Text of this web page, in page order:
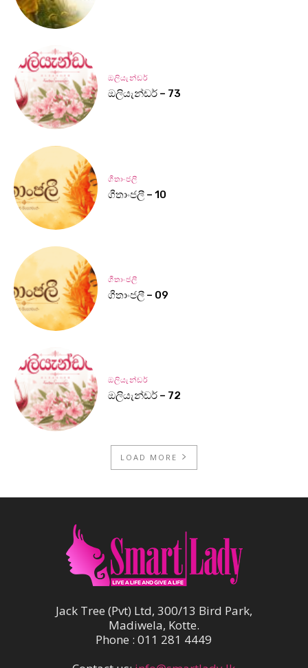
ඔලියැන්ඩර්
ඔලියැන්ඩර් – 73
ගීතාංජලී
ගීතාංජලී – 10
ගීතාංජලී
ගීතාංජලී – 09
ඔලියැන්ඩර්
ඔලියැන්ඩර් – 72
LOAD MORE
Jack Tree (Pvt) Ltd, 300/13 Bird Park,
Madiwela, Kotte.
Phone : 011 281 4449